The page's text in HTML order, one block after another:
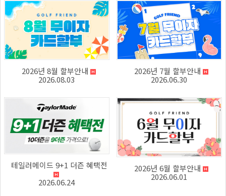
2026년 8월 할부안내
2026.08.03
2026년 7월 할부안내
2026.06.30
테일러메이드 9+1 더즌 혜택전
2026.06.24
2026년 6월 할부안내
2026.06.01